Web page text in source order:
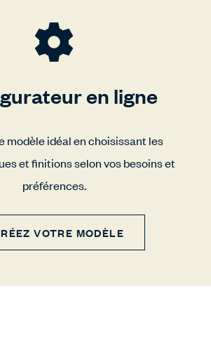
en ligne
modèle idéal en choisissant les
et finitions selon vos besoins et
préférences.
VOTRE MODÈLE